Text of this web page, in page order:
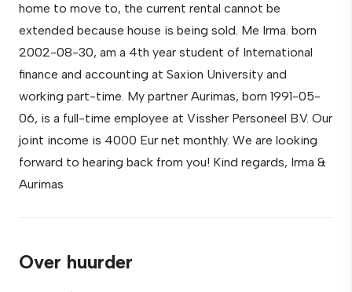
home to move to, the current rental cannot be
extended because house is being sold. Me Irma. born
2002-08-30, am a 4th year student of International
finance and accounting at Saxion University and
working part-time. My partner Aurimas, born 1991-05-
06, is a full-time employee at Vissher Personeel B.V. Our
joint income is 4000 Eur net monthly. We are looking
forward to hearing back from you! Kind regards, Irma &
Aurimas
Over huurder